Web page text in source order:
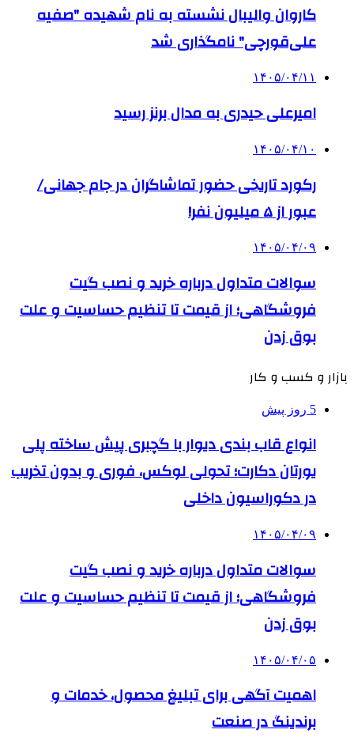
کاروان والیبال نشسته به نام شهیده "صفیه
علی‌قورچی" نامگذاری شد
۱۴۰۵/۰۴/۱۱
امیرعلی حیدری به مدال برنز رسید
۱۴۰۵/۰۴/۱۰
رکورد تاریخی حضور تماشاگران در جام جهانی/
عبور از ۵ میلیون نفر!
۱۴۰۵/۰۴/۰۹
سوالات متداول درباره خرید و نصب گیت
فروشگاهی؛ از قیمت تا تنظیم حساسیت و علت
بوق زدن
بازار و کسب و کار
5 روز پیش
انواع قاب بندی دیوار با گچبری پیش ساخته پلی
یورتان دکارت؛ تحولی لوکس، فوری و بدون تخریب
در دکوراسیون داخلی
۱۴۰۵/۰۴/۰۹
سوالات متداول درباره خرید و نصب گیت
فروشگاهی؛ از قیمت تا تنظیم حساسیت و علت
بوق زدن
۱۴۰۵/۰۴/۰۵
اهمیت آگهی برای تبلیغ محصول، خدمات و
برندینگ در صنعت